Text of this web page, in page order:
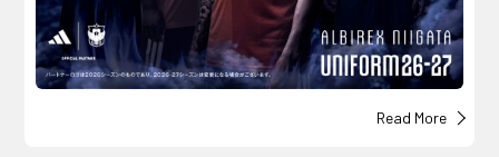
Read More